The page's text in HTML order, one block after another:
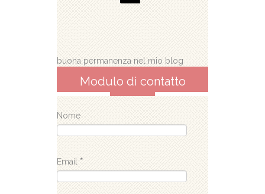
buona permanenza nel mio blog
Modulo di contatto
Nome
Email *